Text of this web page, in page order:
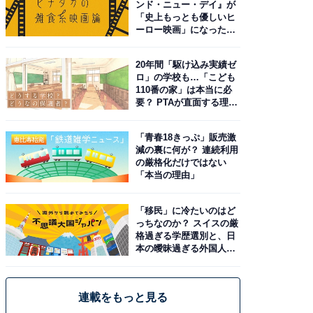
ンド・ニュー・デイ』が
「史上もっとも優しいヒ
ーロー映画」になった理
20年間「駆け込み実績ゼ
ロ」の学校も…「こども
110番の家」は本当に必
要？ PTAが直面する理想
「青春18きっぷ」販売激
減の裏に何が？ 連続利用
の厳格化だけではない
「本当の理由」
「移民」に冷たいのはど
っちなのか？ スイスの厳
格過ぎる学歴選別と、日
本の曖昧過ぎる外国人政
連載をもっと見る